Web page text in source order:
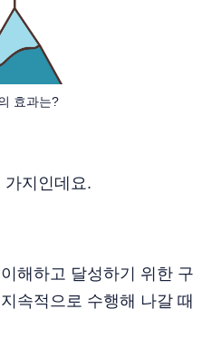
효과는?
가지인데요.
해하고 달성하기 위한 구
속적으로 수행해 나갈 때